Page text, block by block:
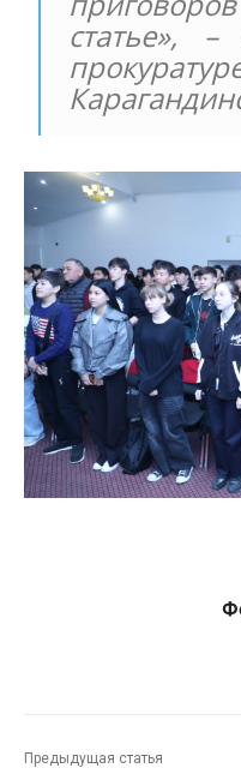
статье»,
Предыдущая статья